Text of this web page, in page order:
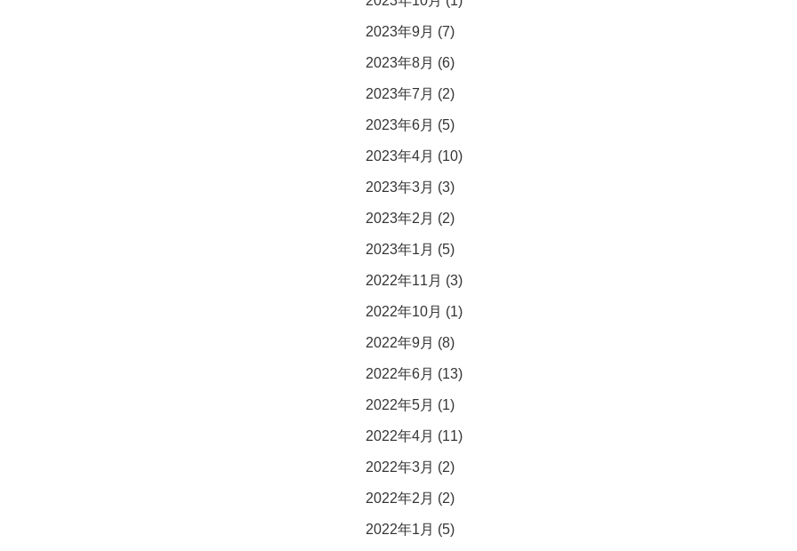
2023年9月 (7)
2023年8月 (6)
2023年7月 (2)
2023年6月 (5)
2023年4月 (10)
2023年3月 (3)
2023年2月 (2)
2023年1月 (5)
2022年11月 (3)
2022年10月 (1)
2022年9月 (8)
2022年6月 (13)
2022年5月 (1)
2022年4月 (11)
2022年3月 (2)
2022年2月 (2)
2022年1月 (5)